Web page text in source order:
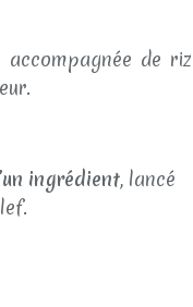
de riz
ingrédient, lancé
.